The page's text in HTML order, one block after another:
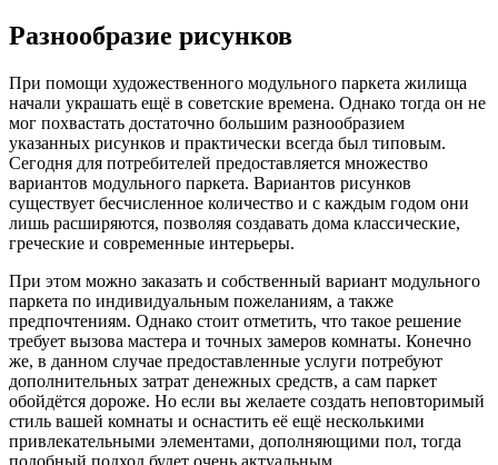
Разнообразие рисунков
При помощи художественного модульного паркета жилища
начали украшать ещё в советские времена. Однако тогда он не
мог похвастать достаточно большим разнообразием
указанных рисунков и практически всегда был типовым.
Сегодня для потребителей предоставляется множество
вариантов модульного паркета. Вариантов рисунков
существует бесчисленное количество и с каждым годом они
лишь расширяются, позволяя создавать дома классические,
греческие и современные интерьеры.
При этом можно заказать и собственный вариант модульного
паркета по индивидуальным пожеланиям, а также
предпочтениям. Однако стоит отметить, что такое решение
требует вызова мастера и точных замеров комнаты. Конечно
же, в данном случае предоставленные услуги потребуют
дополнительных затрат денежных средств, а сам паркет
обойдётся дороже. Но если вы желаете создать неповторимый
стиль вашей комнаты и оснастить её ещё несколькими
привлекательными элементами, дополняющими пол, тогда